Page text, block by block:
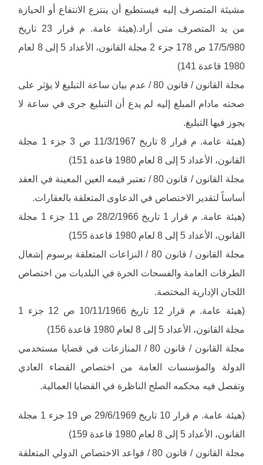
مشيئة المتصرف إليه فيستطيع أن ينتزع الانتفاع أو الحيازة
من يد المتصرف متى أراد.(هيئة عامة. م قرار 23 تاريخ
17/5/980 ص 178 جزء 2 مجلة القانون، الأعداد 5 إلى 8 لعام
1980 قاعدة 141)
مجلة القانون / قانون 80 / عدم بيان ساعة التبليغ لا يؤثر على
صحته مادام المبلغ إليه لم يدع أن التبليغ جرى في ساعة لا
يجوز فيها التبليغ.
(هيئة عامة. م قرار 8 تاريخ 11/3/1967 ص 3 جزء 1 مجلة
القانون، الأعداد 5 إلى 8 لعام 1980 قاعدة 151)
مجلة القانون / قانون 80 / تعتبر قيمه العين المعينة في العقد
أساساً لتقدير الاختصاص في الدعاوى المتعلقة بالعقارات.
(هيئة عامة. م قرار 1 تاريخ 28/2/1966 ص 11 جزء 1 مجلة
القانون، الأعداد 5 إلى 8 لعام 1980 قاعدة 155)
مجلة القانون / قانون 80 / النزاعات المتعلقة برسوم إشغال
الطرقات العامة والفسحات الحرة في البلديات من اختصاص
اللجان الإدارية المختصة.
(هيئة عامة. م قرار 12 تاريخ 10/11/1966 ص 12 جزء 1
مجلة القانون، الأعداد 5 إلى 8 لعام 1980 قاعدة 156)
مجلة القانون / قانون 80 / المنازعات في قضايا مستخدمي
الدولة والمؤسسات العامة من اختصاص القضاء العادي
وتفصل فيه محكمه الصلح الناظرة في القضايا العمالية.
(هيئة عامة. م قرار 10 تاريخ 29/6/1969 ص 19 جزء 1 مجلة
القانون، الأعداد 5 إلى 8 لعام 1980 قاعدة 159)
مجلة القانون / قانون 80 / قواعد الاختصاص الدولي المتعلقة